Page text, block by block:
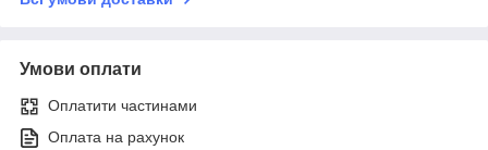
Умови оплати
Оплатити частинами
Оплата на рахунок